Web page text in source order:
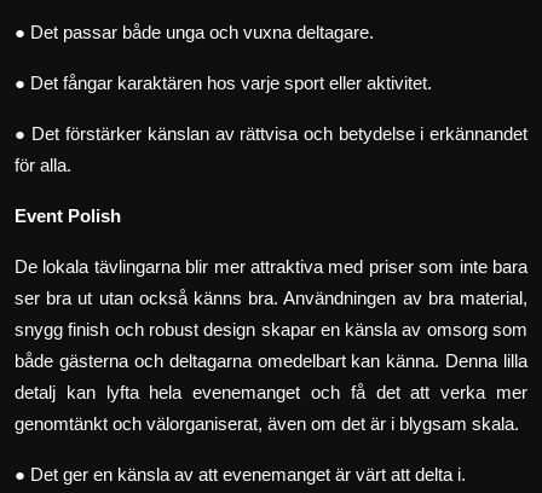
● Det passar både unga och vuxna deltagare.
● Det fångar karaktären hos varje sport eller aktivitet.
● Det förstärker känslan av rättvisa och betydelse i erkännandet
för alla.
Event Polish
De lokala tävlingarna blir mer attraktiva med priser som inte bara
ser bra ut utan också känns bra. Användningen av bra material,
snygg finish och robust design skapar en känsla av omsorg som
både gästerna och deltagarna omedelbart kan känna. Denna lilla
detalj kan lyfta hela evenemanget och få det att verka mer
genomtänkt och välorganiserat, även om det är i blygsam skala.
● Det ger en känsla av att evenemanget är värt att delta i.